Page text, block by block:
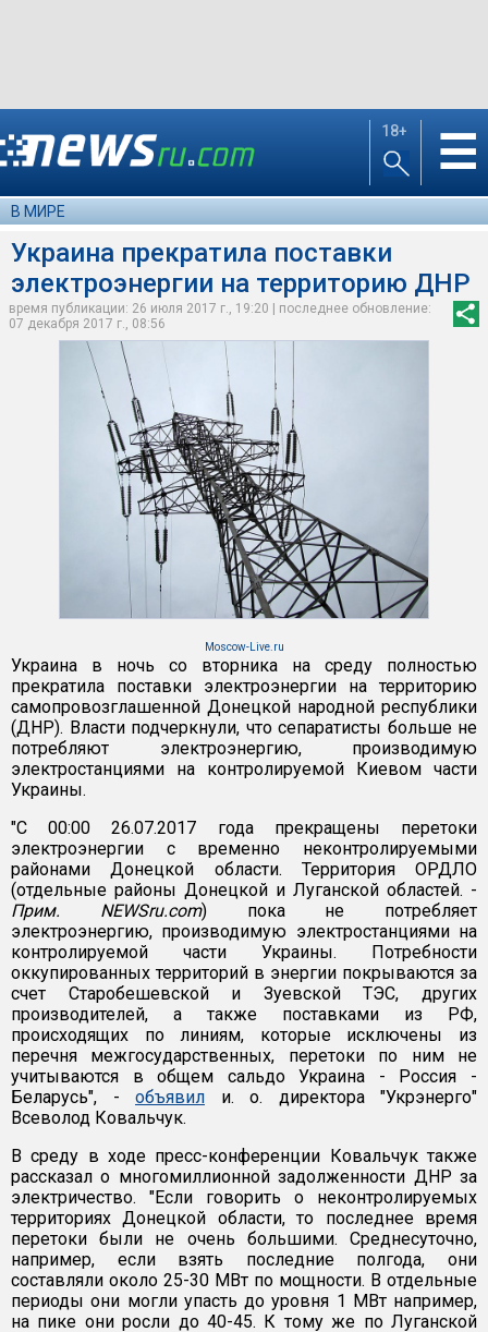
18+ ☰
В МИРЕ
Украина прекратила поставки
электроэнергии на территорию ДНР
время публикации: 26 июля 2017 г., 19:20 | последнее обновление:
07 декабря 2017 г., 08:56
Moscow-Live.ru
Украина в ночь со вторника на среду полностью
прекратила поставки электроэнергии на территорию
самопровозглашенной Донецкой народной республики
(ДНР). Власти подчеркнули, что сепаратисты больше не
потребляют электроэнергию, производимую
электростанциями на контролируемой Киевом части
Украины.
"С 00:00 26.07.2017 года прекращены перетоки
электроэнергии с временно неконтролируемыми
районами Донецкой области. Территория ОРДЛО
(отдельные районы Донецкой и Луганской областей. -
Прим. NEWSru.com) пока не потребляет
электроэнергию, производимую электростанциями на
контролируемой части Украины. Потребности
оккупированных территорий в энергии покрываются за
счет Старобешевской и Зуевской ТЭС, других
производителей, а также поставками из РФ,
происходящих по линиям, которые исключены из
перечня межгосударственных, перетоки по ним не
учитываются в общем сальдо Украина - Россия -
Беларусь", - объявил и. о. директора "Укрэнерго"
Всеволод Ковальчук.
В среду в ходе пресс-конференции Ковальчук также
рассказал о многомиллионной задолженности ДНР за
электричество. "Если говорить о неконтролируемых
территориях Донецкой области, то последнее время
перетоки были не очень большими. Среднесуточно,
например, если взять последние полгода, они
составляли около 25-30 МВт по мощности. В отдельные
периоды они могли упасть до уровня 1 МВт например,
на пике они росли до 40-45. К тому же по Луганской